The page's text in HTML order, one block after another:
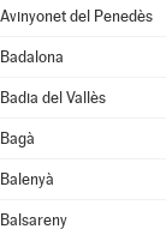
Avinyonet del Penedès
Badalona
Badia del Vallès
Bagà
Balenyà
Balsareny